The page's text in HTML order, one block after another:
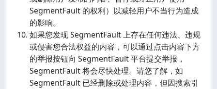
SegmentFault 的权利）以减轻用户不当行为造成
的影响。
如果您发现 SegmentFault 上存在任何违法、违规
或侵害您合法权益的内容，可以通过点击内容下方
的举报按钮向 SegmentFault 平台提交举报，
SegmentFault 将会尽快处理。请您了解，如
SegmentFault 已经删除或处理内容，但因搜索引